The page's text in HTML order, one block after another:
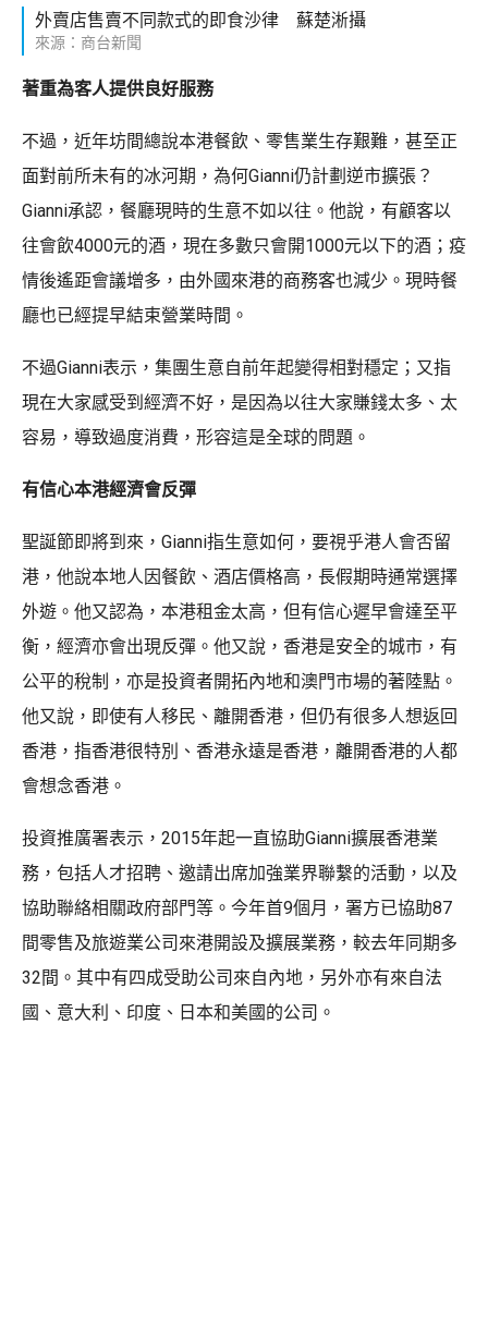
外賣店售賣不同款式的即食沙律 蘇楚淅攝
來源：商台新聞
著重為客人提供良好服務
不過，近年坊間總說本港餐飲、零售業生存艱難，甚至正
面對前所未有的冰河期，為何Gianni仍計劃逆市擴張？
Gianni承認，餐廳現時的生意不如以往。他說，有顧客以
往會飲4000元的酒，現在多數只會開1000元以下的酒；疫
情後遙距會議增多，由外國來港的商務客也減少。現時餐
廳也已經提早結束營業時間。
不過Gianni表示，集團生意自前年起變得相對穩定；又指
現在大家感受到經濟不好，是因為以往大家賺錢太多、太
容易，導致過度消費，形容這是全球的問題。
有信心本港經濟會反彈
聖誕節即將到來，Gianni指生意如何，要視乎港人會否留
港，他說本地人因餐飲、酒店價格高，長假期時通常選擇
外遊。他又認為，本港租金太高，但有信心遲早會達至平
衡，經濟亦會出現反彈。他又說，香港是安全的城市，有
公平的稅制，亦是投資者開拓內地和澳門市場的著陸點。
他又說，即使有人移民、離開香港，但仍有很多人想返回
香港，指香港很特別、香港永遠是香港，離開香港的人都
會想念香港。
投資推廣署表示，2015年起一直協助Gianni擴展香港業
務，包括人才招聘、邀請出席加強業界聯繫的活動，以及
協助聯絡相關政府部門等。今年首9個月，署方已協助87
間零售及旅遊業公司來港開設及擴展業務，較去年同期多
32間。其中有四成受助公司來自內地，另外亦有來自法
國、意大利、印度、日本和美國的公司。